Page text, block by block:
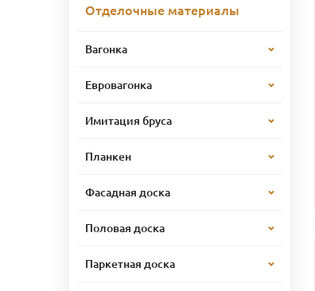
Отделочные материалы
Вагонка
Евровагонка
Имитация бруса
Планкен
Фасадная доска
Половая доска
Паркетная доска